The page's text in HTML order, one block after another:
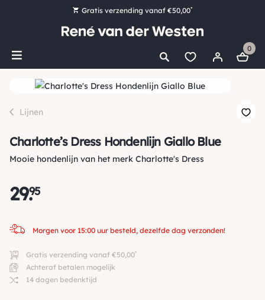
Gratis verzending vanaf €50,00*
Bestel nu, betaal later met Klarna
Ruim 16.000 artikelen op voorraad
0
Lijnen
Charlotte’s Dress Hondenlijn Giallo Blue
Mooie hondenlijn van het merk Charlotte's Dress
29.
95
Morgen voor 15:00 uur besteld, dezelfde dag verzonden!
Gratis verzending vanaf €50,00*
Achteraf betalen mogelijk
14 dagen bedenktijd